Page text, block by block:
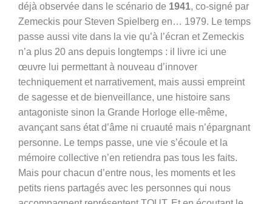
déjà observée dans le scénario de 1941, co-signé par
Zemeckis pour Steven Spielberg en… 1979. Le temps
passe aussi vite dans la vie qu’à l’écran et Zemeckis
n’a plus 20 ans depuis longtemps : il livre ici une
œuvre lui permettant à nouveau d’innover
techniquement et narrativement, mais aussi empreint
de sagesse et de bienveillance, une histoire sans
antagoniste sinon la Grande Horloge elle-même,
avançant sans état d’âme ni cruauté mais n’épargnant
personne. Le temps passe, une vie s’écoule et la
mémoire collective n’en retiendra pas tous les faits.
Mais pour chacun d’entre nous, les moments et les
petits riens partagés avec les personnes qui nous